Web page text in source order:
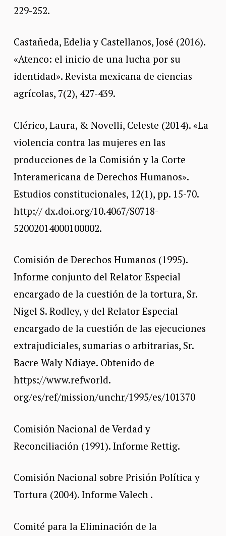
229-252.
Castañeda, Edelia y Castellanos, José (2016).
«Atenco: el inicio de una lucha por su
identidad». Revista mexicana de ciencias
agrícolas, 7(2), 427-439.
Clérico, Laura, & Novelli, Celeste (2014). «La
violencia contra las mujeres en las
producciones de la Comisión y la Corte
Interamericana de Derechos Humanos».
Estudios constitucionales, 12(1), pp. 15-70.
http:// dx.doi.org/10.4067/S0718-
52002014000100002.
Comisión de Derechos Humanos (1995).
Informe conjunto del Relator Especial
encargado de la cuestión de la tortura, Sr.
Nigel S. Rodley, y del Relator Especial
encargado de la cuestión de las ejecuciones
extrajudiciales, sumarias o arbitrarias, Sr.
Bacre Waly Ndiaye. Obtenido de
https://www.refworld.
org/es/ref/mission/unchr/1995/es/101370
Comisión Nacional de Verdad y
Reconciliación (1991). Informe Rettig.
Comisión Nacional sobre Prisión Política y
Tortura (2004). Informe Valech .
Comité para la Eliminación de la